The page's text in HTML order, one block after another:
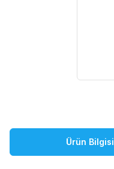
Ürün Bilgisi